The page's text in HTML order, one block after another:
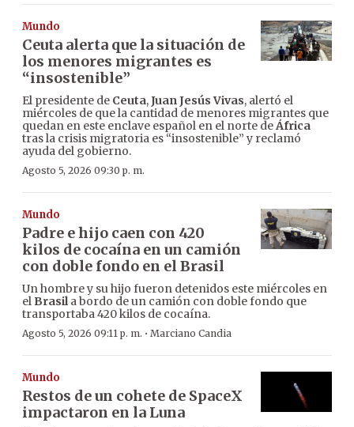
Mundo
Ceuta alerta que la situación de
los menores migrantes es
“insostenible”
El presidente de Ceuta,Juan Jesús Vivas, alertó el
miércoles de que la cantidad de menores migrantes que
quedan en este enclave español en el norte deÁfrica
tras la crisis migratoria es “insostenible” y reclamó
ayuda del gobierno.
Agosto 5, 2026 09:30 p. m.
Mundo
Padre e hijo caen con 420
kilos de cocaína en un camión
con doble fondo en el Brasil
Un hombre y su hijo fueron detenidos este miércoles en
el Brasila bordo de un camión con doble fondo que
transportaba 420 kilos de cocaína.
Agosto 5, 2026 09:11 p. m. · Marciano Candia
Mundo
Restos de un cohete de SpaceX
impactaron en la Luna